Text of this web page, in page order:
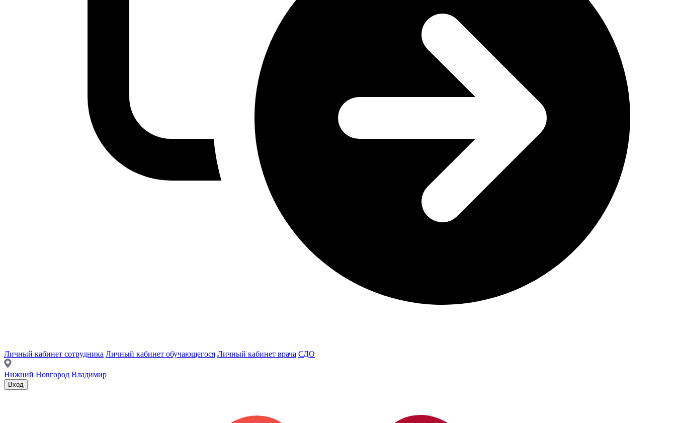
Личный кабинет сотрудника Личный кабинет обучающегося Личный кабинет врача СДО
Нижний Новгород Владимир
Вход